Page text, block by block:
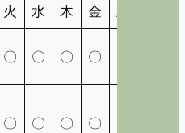
火 水 木 金
〇 〇 〇 〇
〇 〇 〇 〇